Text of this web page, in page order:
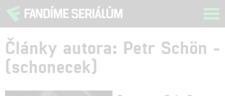
Články autora: Petr Schön -
(schonecek)